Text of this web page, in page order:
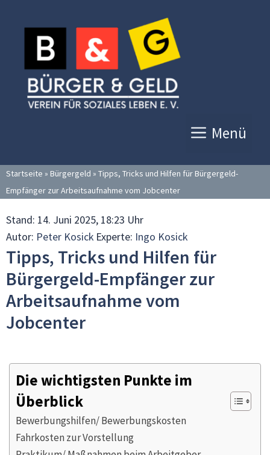
Inhalt
springen
Menü
Startseite » Bürgergeld » Tipps, Tricks und Hilfen für Bürgergeld-
Empfänger zur Arbeitsaufnahme vom Jobcenter
Stand: 14. Juni 2025, 18:23 Uhr
Autor: Peter Kosick Experte: Ingo Kosick
Tipps, Tricks und Hilfen für
Bürgergeld-Empfänger zur
Arbeitsaufnahme vom
Jobcenter
Die wichtigsten Punkte im
Überblick
Bewerbungshilfen/ Bewerbungskosten
Fahrkosten zur Vorstellung